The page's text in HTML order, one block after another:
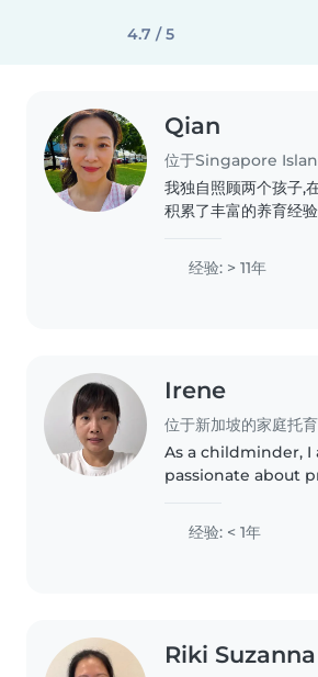
4.7 / 5
Qian
我独自照顾两个孩子,
积累了丰富的养育经
动物,感觉他们/它们就
经验: > 11年
Irene
位于新加坡的家庭托
As a childminder, I
passionate about
over 15 years of
working with
经验: < 1年
Riki Suzanna